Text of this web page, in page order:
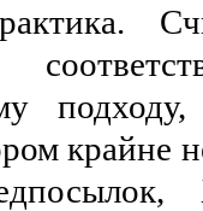
крайне